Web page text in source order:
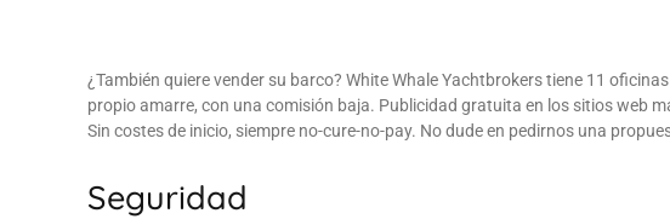
¿También quiere vender su barco? White Whale Yachtbrokers tiene 11
propio amarre, con una comisión baja. Publicidad gratuita en los sitios web
Sin costes de inicio, siempre no-cure-no-pay. No dude en pedirnos una
Seguridad